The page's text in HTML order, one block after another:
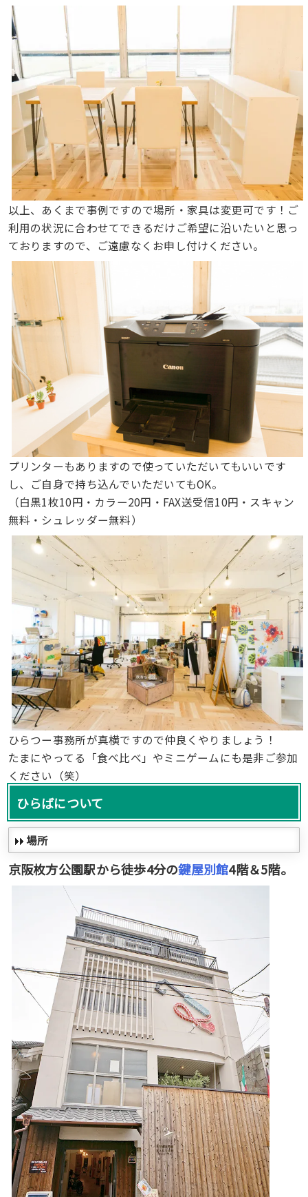
以上、あくまで事例ですので場所・家具は変更可です！ご
利用の状況に合わせてできるだけご希望に沿いたいと思っ
ておりますので、ご遠慮なくお申し付けください。
プリンターもありますので使っていただいてもいいです
し、ご自身で持ち込んでいただいてもOK。
（白黒1枚10円・カラー20円・FAX送受信10円・スキャン
無料・シュレッダー無料）
ひらつー事務所が真横ですので仲良くやりましょう！
たまにやってる「食べ比べ」やミニゲームにも是非ご参加
ください（笑）
ひらばについて
場所
京阪枚方公園駅から徒歩4分の鍵屋別館4階＆5階。